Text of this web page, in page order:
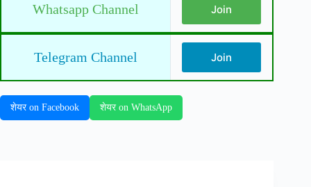
Whatsapp Channel Join
Telegram Channel Join
शेयर on Facebook शेयर on WhatsApp